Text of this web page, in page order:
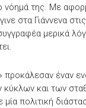
νόημά της. Με
στα Γιάννενα
μερικά
προκάλεσαν έναν
κύκλων και των
μία πολιτική